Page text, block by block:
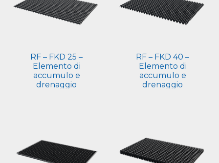
RF – FKD 25 –
Elemento di
accumulo e
drenaggio
RF – FKD 40 –
Elemento di
accumulo e
drenaggio